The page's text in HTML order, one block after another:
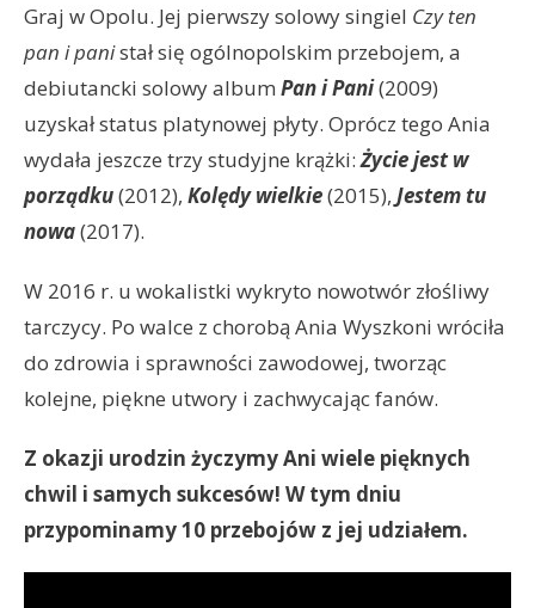
Graj w Opolu. Jej pierwszy solowy singiel Czy ten
pan i panistał się ogólnopolskim przebojem, a
debiutancki solowy album Pan i Pani(2009)
uzyskał status platynowej płyty. Oprócz tego Ania
wydała jeszcze trzy studyjne krążki:Życie jest w
porządku(2012), Kolędy wielkie(2015), Jestem tu
nowa(2017).
W 2016 r. u wokalistki wykryto nowotwór złośliwy
tarczycy. Po walce z chorobą Ania Wyszkoni wróciła
do zdrowia i sprawności zawodowej, tworząc
kolejne, piękne utwory i zachwycając fanów.
Z okazji urodzin życzymy Ani wiele pięknych
chwil i samych sukcesów! W tym dniu
przypominamy 10 przebojów z jej udziałem.